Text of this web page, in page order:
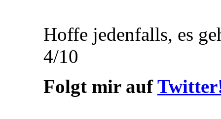
Hoffe jedenfalls, es
4/10
Folgt mir auf